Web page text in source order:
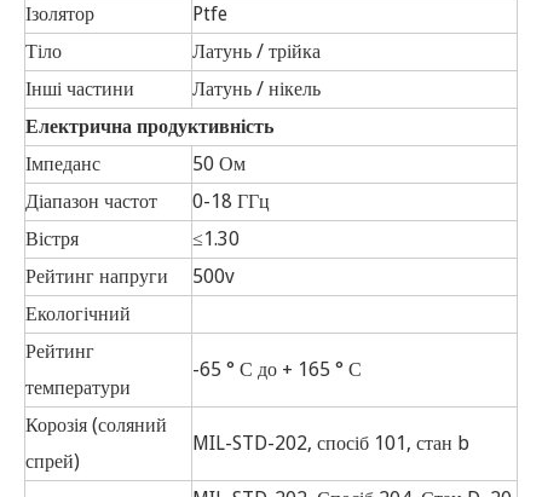
Ізолятор
Ptfe
Тіло
Латунь / трійка
Інші частини
Латунь / нікель
Електрична продуктивність
Імпеданс
50 Ом
Діапазон частот
0-18 ГГц
Вістря
≤1.30
Рейтинг напруги
500v
Екологічний
Рейтинг
температури
-65 ° С до + 165 ° С
Корозія (соляний
спрей)
MIL-STD-202, спосіб 101, стан b